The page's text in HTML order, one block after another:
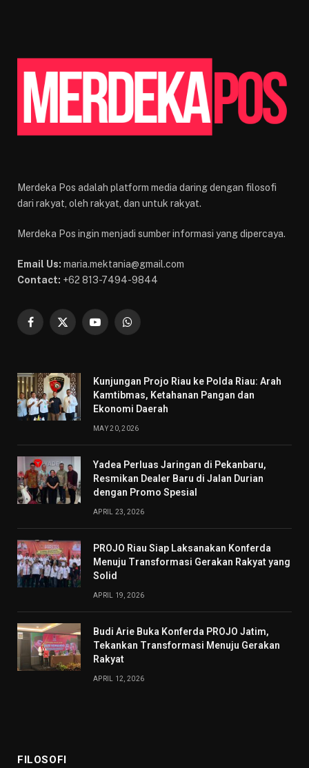
Merdeka Pos adalah platform media daring dengan filosofi
dari rakyat, oleh rakyat, dan untuk rakyat.
Merdeka Pos ingin menjadi sumber informasi yang dipercaya.
Email Us: maria.mektania@gmail.com
Contact: +62 813-7494-9844
Facebook
X
YouTubeWhatsApp
Kunjungan Projo Riau ke Polda Riau: Arah
Kamtibmas, Ketahanan Pangan dan
Ekonomi Daerah
MAY 20, 2026
Yadea Perluas Jaringan di Pekanbaru,
Resmikan Dealer Baru di Jalan Durian
dengan Promo Spesial
APRIL 23, 2026
PROJO Riau Siap Laksanakan Konferda
Menuju Transformasi Gerakan Rakyat yang
Solid
APRIL 19, 2026
Budi Arie Buka Konferda PROJO Jatim,
Tekankan Transformasi Menuju Gerakan
Rakyat
APRIL 12, 2026
FILOSOFI